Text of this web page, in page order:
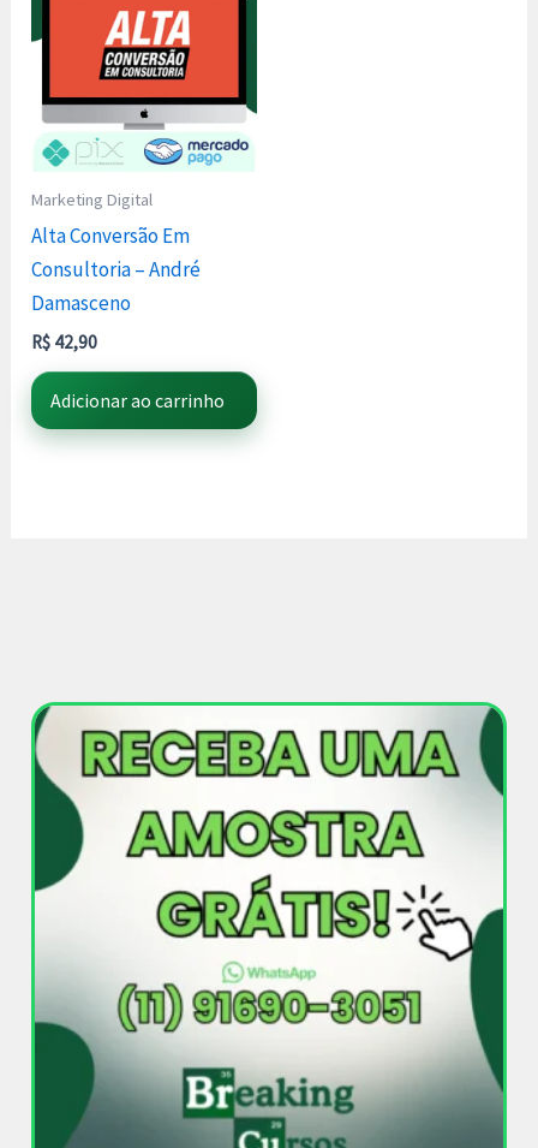
Marketing Digital
Alta Conversão Em
Consultoria – André
Damasceno
R$ 42,90
Adicionar ao carrinho